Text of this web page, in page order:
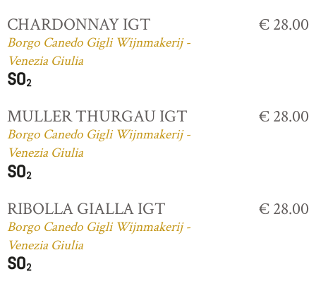
CHARDONNAY IGT
Borgo Canedo Gigli Wijnmakerij -
Venezia Giulia
€ 28.00
MULLER THURGAU IGT
Borgo Canedo Gigli Wijnmakerij -
Venezia Giulia
€ 28.00
RIBOLLA GIALLA IGT
Borgo Canedo Gigli Wijnmakerij -
Venezia Giulia
€ 28.00